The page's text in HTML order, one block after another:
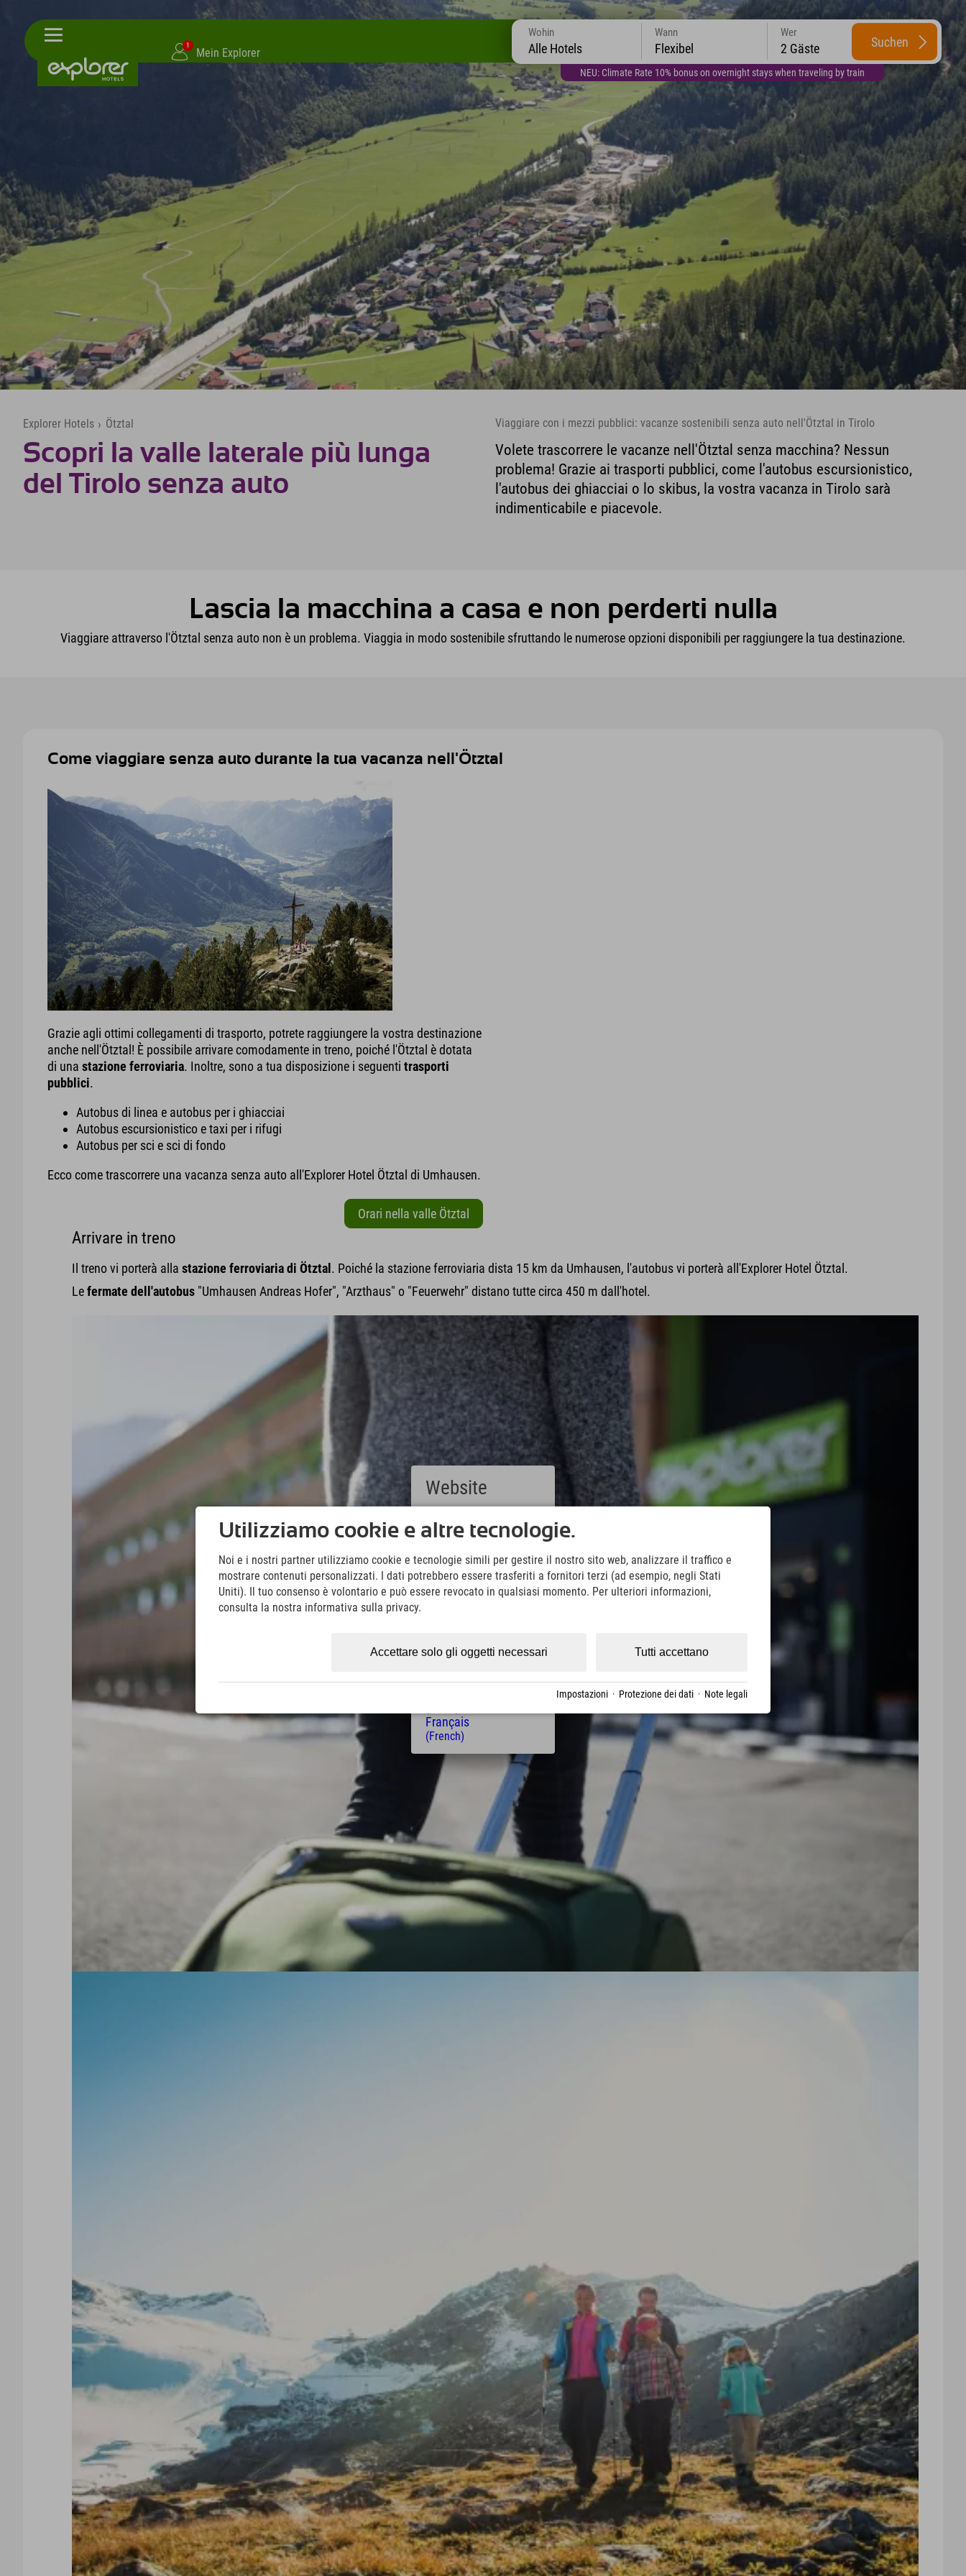
1
Mein Explorer
NEU: Climate Rate 10% bonus on overnight stays when traveling by train
Wohin
Alle Hotels
Wann
Flexibel
Wer
2 Gäste Suchen
Explorer Hotels › Ötztal
Scopri la valle laterale più lunga
del Tirolo senza auto
Viaggiare con i mezzi pubblici: vacanze sostenibili senza auto nell'Ötztal in Tirolo
Volete trascorrere le vacanze nell'Ötztal senza macchina? Nessun
problema! Grazie ai trasporti pubblici, come l'autobus escursionistico,
l'autobus dei ghiacciai o lo skibus, la vostra vacanza in Tirolo sarà
indimenticabile e piacevole.
Lascia la macchina a casa e non perderti nulla
Viaggiare attraverso l'Ötztal senza auto non è un problema. Viaggia in modo sostenibile sfruttando le numerose opzioni disponibili per raggiungere la tua destinazione.
Come viaggiare senza auto durante la tua vacanza nell'Ötztal
Grazie agli ottimi collegamenti di trasporto, potrete raggiungere la vostra destinazione
anche nell'Ötztal! È possibile arrivare comodamente in treno, poiché l'Ötztal è dotata
di unastazione ferroviaria. Inoltre, sono a tua disposizione i seguentitrasporti
pubblici.
Autobus di linea e autobus per i ghiacciai
Autobus escursionistico e taxi per i rifugi
Autobus per sci e sci di fondo
Ecco come trascorrere una vacanza senza auto all'Explorer Hotel Ötztal di Umhausen.
Orari nella valle Ötztal
Arrivare in treno
Il treno vi porterà allastazione ferroviaria di Ötztal. Poiché la stazione ferroviaria dista 15 km da Umhausen, l'autobus vi porterà all'Explorer Hotel Ötztal.
Lefermate dell'autobus "Umhausen Andreas Hofer", "Arzthaus" o "Feuerwehr" distano tutte circa 450 m dall'hotel.
Utilizziamo cookie e altre tecnologie.
Noi e i nostri partner utilizziamo cookie e tecnologie simili per gestire il nostro sito web, analizzare il traffico e
mostrare contenuti personalizzati. I dati potrebbero essere trasferiti a fornitori terzi (ad esempio, negli Stati
Uniti). Il tuo consenso è volontario e può essere revocato in qualsiasi momento. Per ulteriori informazioni,
consulta la nostra informativa sulla privacy.
Tutti accettano
Accettare solo gli oggetti necessari
Impostazioni · Protezione dei dati · Note legali
Website
Deutsch
(German)
(English)
Italiano
(Italian)
(Polish)
(Hungarian)
Français
(French)